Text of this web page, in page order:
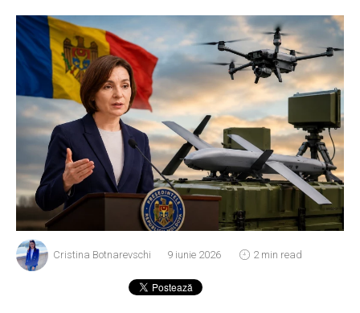
Cristina Botnarevschi 9 iunie 2026 2 min read